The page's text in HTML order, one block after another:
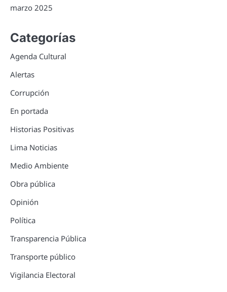
marzo 2025
Categorías
Agenda Cultural
Alertas
Corrupción
En portada
Historias Positivas
Lima Noticias
Medio Ambiente
Obra pública
Opinión
Política
Transparencia Pública
Transporte público
Vigilancia Electoral